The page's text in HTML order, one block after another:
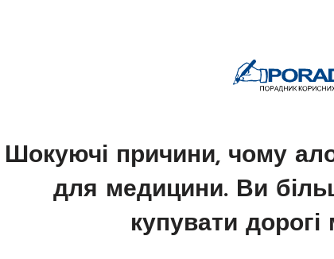
Шокуючі причини, чому
для медицини. Ви
купувати